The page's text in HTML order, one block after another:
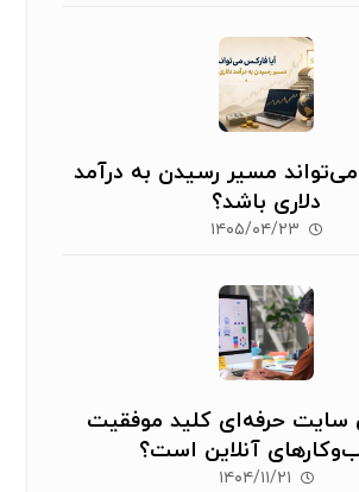
مسیر رسیدن به درآمد
دلاری باشد؟
۱۴۰۵/۰۴/۲۳
سایت حرفه‌ای کلید موفقیت
آنلاین است؟
۱۴۰۴/۱۱/۲۱